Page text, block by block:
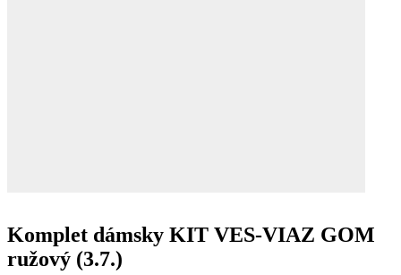
Komplet dámsky KIT VES-VIAZ GOM
ružový (3.7.)